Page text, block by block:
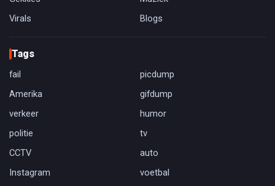
Virals
Blogs
Tags
fail
picdump
Amerika
gifdump
verkeer
humor
politie
tv
CCTV
auto
Instagram
voetbal